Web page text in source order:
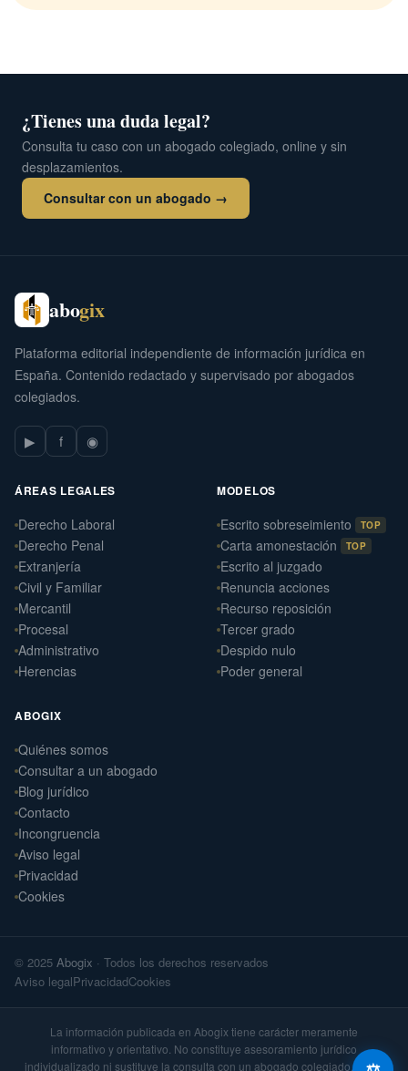
¿Tienes una duda legal?
Consulta tu caso con un abogado colegiado, online y sin
desplazamientos.
Consultar con un abogado →
abogix
Plataforma editorial independiente de información jurídica en
España. Contenido redactado y supervisado por abogados
colegiados.
▶ f ◉
ÁREAS LEGALES
Derecho Laboral
Derecho Penal
Extranjería
Civil y Familiar
Mercantil
Procesal
Administrativo
Herencias
MODELOS
Escrito sobreseimiento TOP
Carta amonestación TOP
Escrito al juzgado
Renuncia acciones
Recurso reposición
Tercer grado
Despido nulo
Poder general
ABOGIX
Quiénes somos
Consultar a un abogado
Blog jurídico
Contacto
Incongruencia
Aviso legal
Privacidad
Cookies
© 2025 Abogix · Todos los derechos reservados
Aviso legalPrivacidadCookies
La información publicada en Abogix tiene carácter meramente
informativo y orientativo. No constituye asesoramiento jurídico
individualizado ni sustituye la consulta con un abogado colegiado. Cada
Daniel Ramos Illanes
Derecho Laboral
📍 Sevilla
Laterna Abogados
📍 Santiago de Compostela
Arteaga Abogados
Derecho Civil